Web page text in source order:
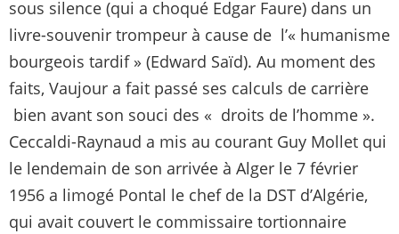
sous silence (qui a choqué Edgar Faure) dans un
livre-souvenir trompeur à cause de l’« humanisme
bourgeois tardif » (Edward Saïd). Au moment des
faits, Vaujour a fait passé ses calculs de carrière
bien avant son souci des « droits de l’homme ».
Ceccaldi-Raynaud a mis au courant Guy Mollet qui
le lendemain de son arrivée à Alger le 7 février
1956 a limogé Pontal le chef de la DST d’Algérie,
qui avait couvert le commissaire tortionnaire